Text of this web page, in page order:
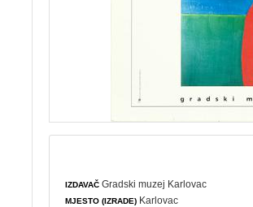
IZDAVAČ Gradski muzej Karlovac
MJESTO (IZRADE) Karlovac